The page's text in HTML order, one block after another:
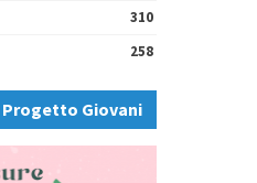
310
258
Giovani